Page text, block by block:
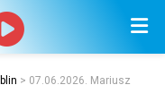
> 07.06.2026. Mariusz